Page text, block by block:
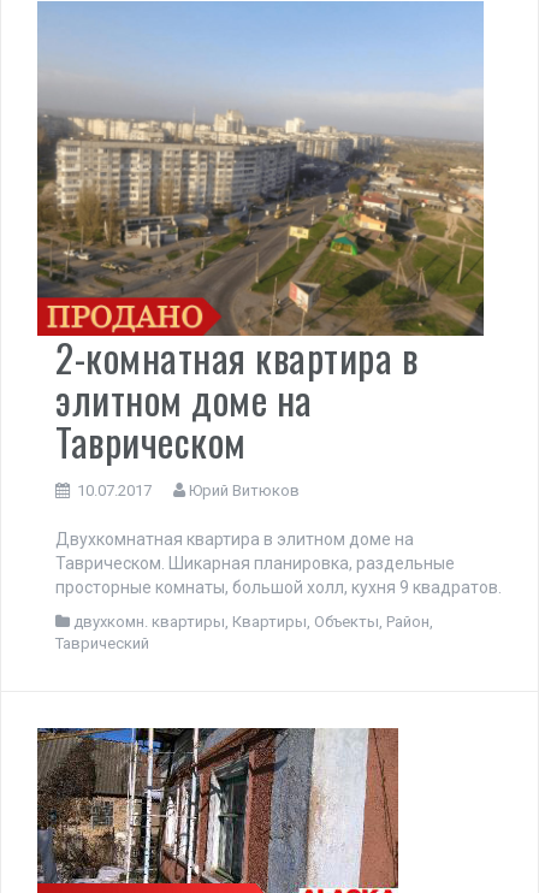
2-комнатная квартира в
элитном доме на
Таврическом
10.07.2017 Юрий Витюков
Двухкомнатная квартира в элитном доме на
Таврическом. Шикарная планировка, раздельные
просторные комнаты, большой холл, кухня 9 квадратов.
двухкомн. квартиры, Квартиры, Объекты, Район,
Таврический